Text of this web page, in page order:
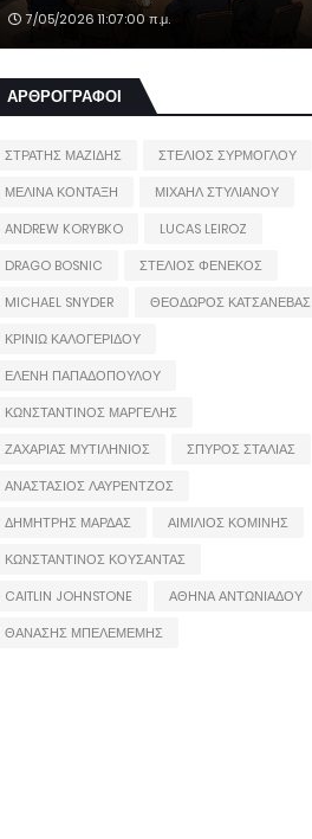
7/05/2026 11:07:00 π.μ.
ΑΡΘΡΟΓΡΑΦΟΙ
ΣΤΡΑΤΗΣ ΜΑΖΙΔΗΣ
ΣΤΕΛΙΟΣ ΣΥΡΜΟΓΛΟΥ
ΜΕΛΙΝΑ ΚΟΝΤΑΞΗ
ΜΙΧΑΗΛ ΣΤΥΛΙΑΝΟΥ
ANDREW KORYBKO
LUCAS LEIROZ
DRAGO BOSNIC
ΣΤΕΛΙΟΣ ΦΕΝΕΚΟΣ
MICHAEL SNYDER
ΘΕΟΔΩΡΟΣ ΚΑΤΣΑΝΕΒΑΣ
ΚΡΙΝΙΩ ΚΑΛΟΓΕΡΙΔΟΥ
ΕΛΕΝΗ ΠΑΠΑΔΟΠΟΥΛΟΥ
ΚΩΝΣΤΑΝΤΙΝΟΣ ΜΑΡΓΕΛΗΣ
ΖΑΧΑΡΙΑΣ ΜΥΤΙΛΗΝΙΟΣ
ΣΠΥΡΟΣ ΣΤΑΛΙΑΣ
ΑΝΑΣΤΑΣΙΟΣ ΛΑΥΡΕΝΤΖΟΣ
ΔΗΜΗΤΡΗΣ ΜΑΡΔΑΣ
ΑΙΜΙΛΙΟΣ ΚΟΜΙΝΗΣ
ΚΩΝΣΤΑΝΤΙΝΟΣ ΚΟΥΣΑΝΤΑΣ
CAITLIN JOHNSTONE
ΑΘΗΝΑ ΑΝΤΩΝΙΑΔΟΥ
ΘΑΝΑΣΗΣ ΜΠΕΛΕΜΕΜΗΣ